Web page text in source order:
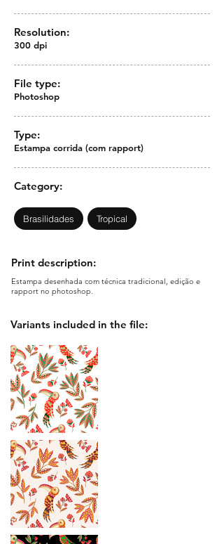
Resolution:
300 dpi
File type:
Photoshop
Type:
Estampa corrida (com rapport)
Category:
Brasilidades Tropical
Print description:
Estampa desenhada com técnica tradicional, edição e
rapport no photoshop.
Variants included in the file: